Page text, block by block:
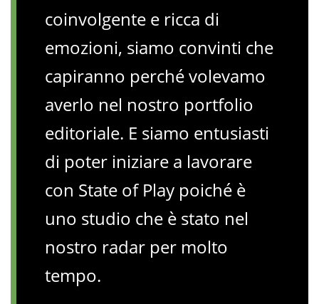
coinvolgente e ricca di
emozioni, siamo convinti che
capiranno perché volevamo
averlo nel nostro portfolio
editoriale. E siamo entusiasti
di poter iniziare a lavorare
con State of Play poiché è
uno studio che è stato nel
nostro radar per molto
tempo.